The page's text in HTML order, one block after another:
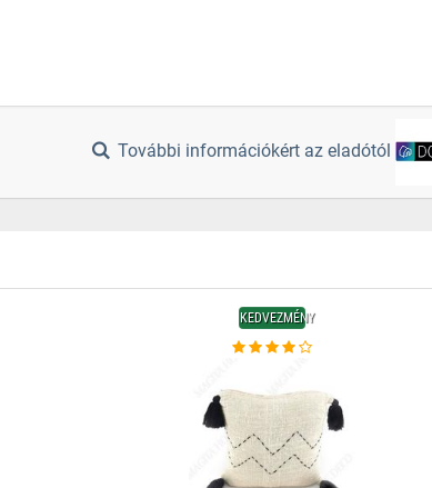
További információkért az eladótól
KEDVEZMÉNY